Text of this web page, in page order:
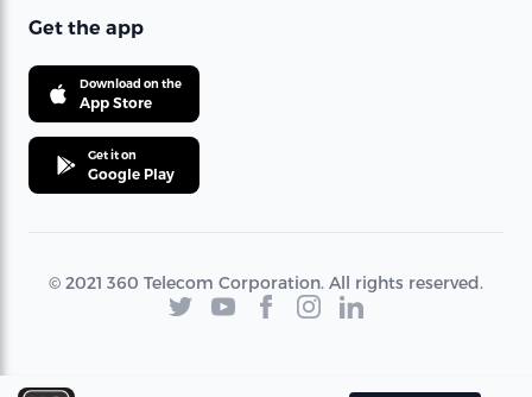
Get the app
Download on the
App Store
Get it on
Google Play
© 2021 360 Telecom Corporation. All rights reserved.